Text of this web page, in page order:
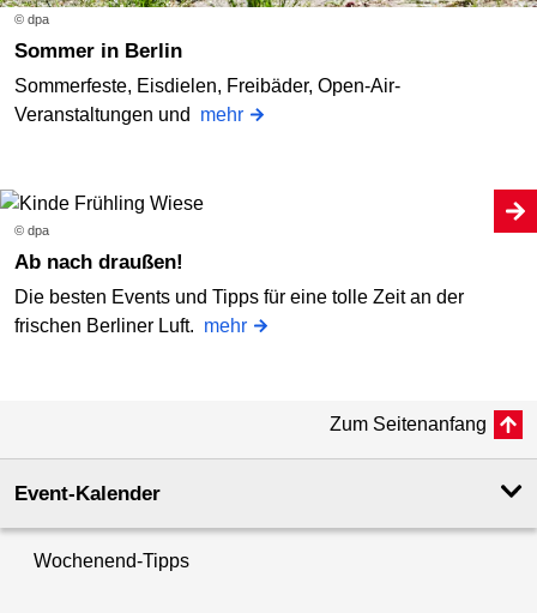
© dpa
Sommer in Berlin
Sommerfeste, Eisdielen, Freibäder, Open-Air-
Veranstaltungen und mehr
© dpa
Ab nach draußen!
Die besten Events und Tipps für eine tolle Zeit an der
frischen Berliner Luft. mehr
Zum Seitenanfang
Event-Kalender
Wochenend-Tipps